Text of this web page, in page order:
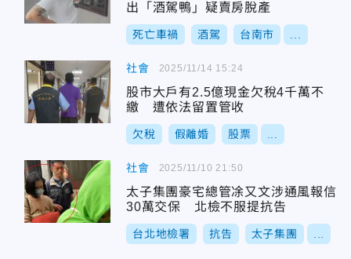
出「酒駕鴨」疑賣房脫產
死亡車禍 酒駕 台南市
社會
股市大戶有2.5億現金欠稅4千萬不
繳 遭依法留置管收
欠稅 假離婚 股票
2025/11/14 15:24
社會
太子集團豪宅總管凃又文涉通風報信
30萬交保 北檢不服提抗告
台北地檢署 抗告 太子集團
2025/11/10 21:50